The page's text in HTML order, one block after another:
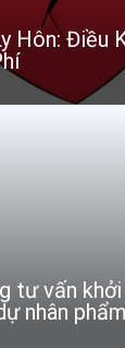
Hôn: Điều
tư vấn
nhân